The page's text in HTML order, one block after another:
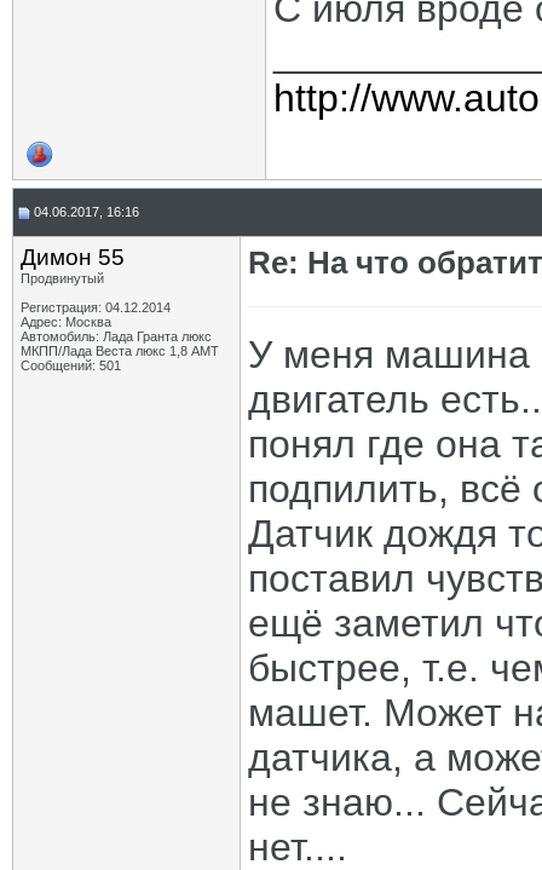
http://
04.06.2017, 16:16
Димон 55
Продвинутый
Регистрация: 04.12.2014
Адрес: Москва
Автомобиль: Лада Гранта люкс
МКПП/Лада Веста люкс 1,8 АМТ
Сообщений: 501
Re: На что
У меня машина
двигатель
понял где она
подпилить, всё
Датчик дождя
поставил
ещё заметил
быстрее, т.е.
машет. Может
датчика, а
не знаю...
нет....